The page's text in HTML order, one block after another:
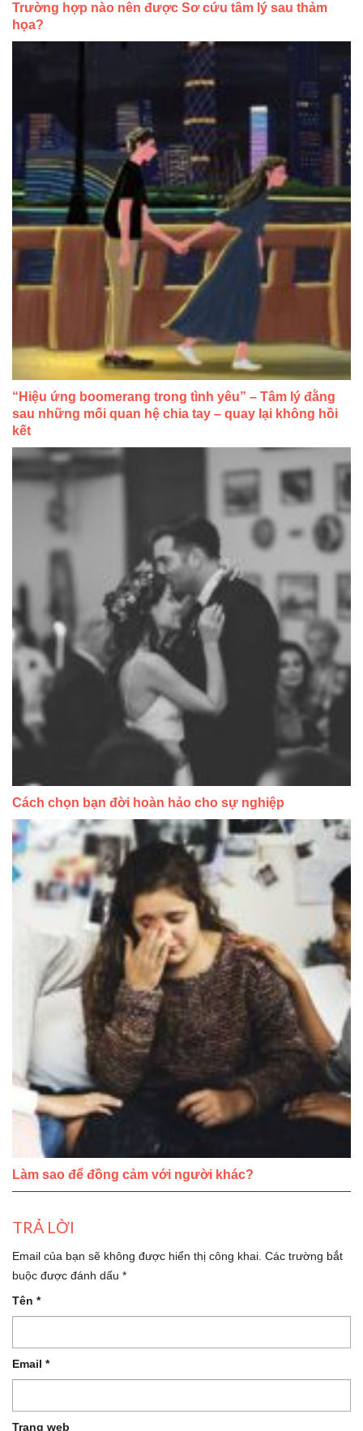
Trường hợp nào nên được Sơ cứu tâm lý sau thảm
họa?
“Hiệu ứng boomerang trong tình yêu” – Tâm lý đằng
sau những mối quan hệ chia tay – quay lại không hồi
kết
Cách chọn bạn đời hoàn hảo cho sự nghiệp
Làm sao để đồng cảm với người khác?
TRẢ LỜI
Email của bạn sẽ không được hiển thị công khai. Các trường bắt
buộc được đánh dấu *
Tên *
Email *
Trang web